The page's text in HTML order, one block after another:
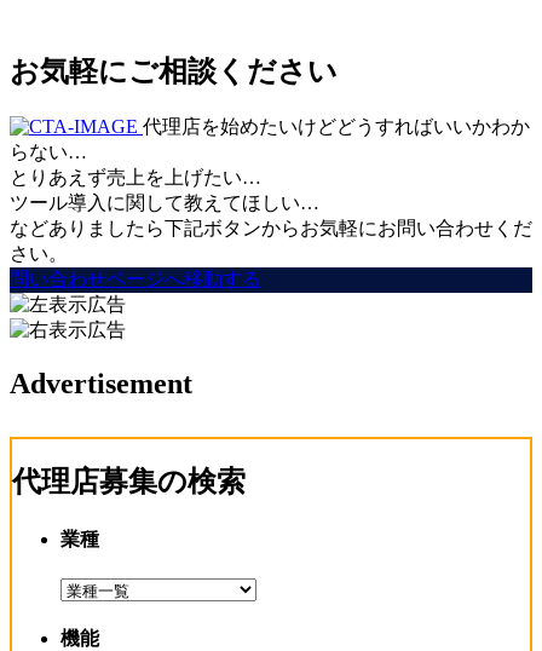
お気軽にご相談ください
代理店を始めたいけどどうすればいいかわか
らない…
とりあえず売上を上げたい…
ツール導入に関して教えてほしい…
などありましたら下記ボタンからお気軽にお問い合わせくだ
さい。
問い合わせページへ移動する
Advertisement
代理店募集の検索
業種
機能